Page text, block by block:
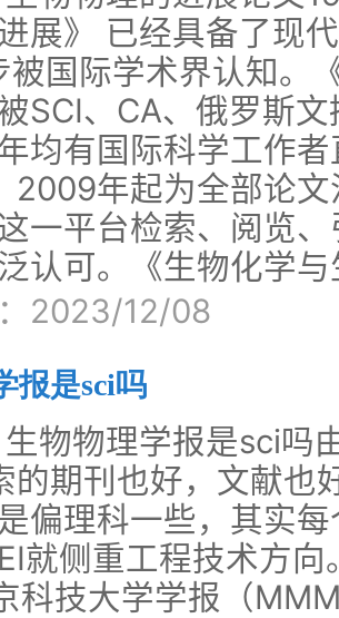
展》 已经具备了现
被国际学术界认知。
SCI、CA、俄罗斯
均有国际科学工作
2009年起为全部论
一平台检索、阅览
认可。《生物化学
2023/12/08
报是sci吗
生物物理学报是sci
的期刊也好，文献也
偏理科一些，其实
就侧重工程技术方
科技大学学报（